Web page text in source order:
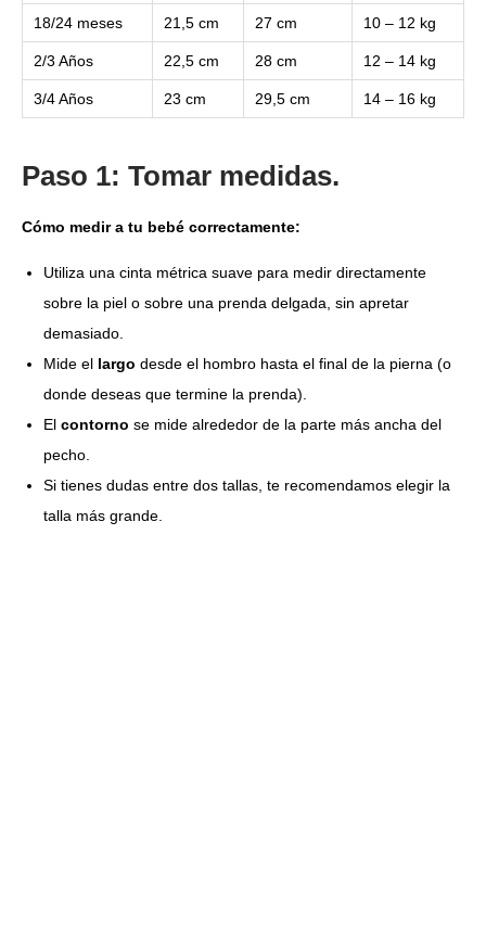
18/24 meses 21,5 cm 27 cm 10 – 12 kg
2/3 Años 22,5 cm 28 cm 12 – 14 kg
3/4 Años 23 cm 29,5 cm 14 – 16 kg
Paso 1: Tomar medidas.
Cómo medir a tu bebé correctamente:
Utiliza una cinta métrica suave para medir directamente
sobre la piel o sobre una prenda delgada, sin apretar
demasiado.
Mide el largo desde el hombro hasta el final de la pierna (o
donde deseas que termine la prenda).
El contorno se mide alrededor de la parte más ancha del
pecho.
Si tienes dudas entre dos tallas, te recomendamos elegir la
talla más grande.